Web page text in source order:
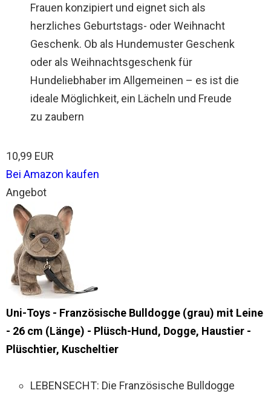
Frauen konzipiert und eignet sich als
herzliches Geburtstags- oder Weihnacht
Geschenk. Ob als Hundemuster Geschenk
oder als Weihnachtsgeschenk für
Hundeliebhaber im Allgemeinen – es ist die
ideale Möglichkeit, ein Lächeln und Freude
zu zaubern
10,99 EUR
Bei Amazon kaufen
Angebot
Uni-Toys - Französische Bulldogge (grau) mit Leine
- 26 cm (Länge) - Plüsch-Hund, Dogge, Haustier -
Plüschtier, Kuscheltier
LEBENSECHT: Die Französische Bulldogge